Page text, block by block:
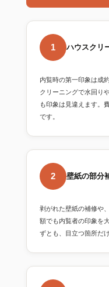
1 ハウスクリ
内覧時の第一印象は成
クリーニングで水回り
も印象は見違えます。
です。
2 壁紙の部分
剥がれた壁紙の補修や
額でも内覧者の印象を
ずとも、目立つ箇所だ